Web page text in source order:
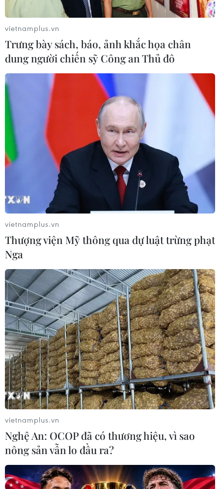
vietnamplus.vn
Trưng bày sách, báo, ảnh khắc họa chân
dung người chiến sỹ Công an Thủ đô
vietnamplus.vn
Thượng viện Mỹ thông qua dự luật trừng phạt
Nga
vietnamplus.vn
Nghệ An: OCOP đã có thương hiệu, vì sao
nông sản vẫn lo đầu ra?